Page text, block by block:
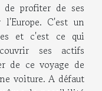
de profiter de ses
l'Europe. C'est un
et c'est ce qui
ses actifs
de ce voyage de
voiture. A défaut